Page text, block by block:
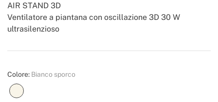
Ventilatore a piantana con oscillazione 3D 30 W
ultrasilenzioso
AIR STAND 3D
Create
Colore: Bianco sporco